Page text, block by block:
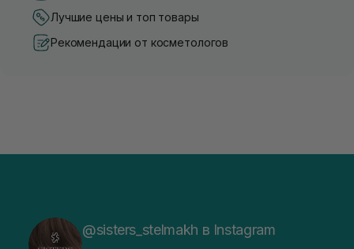
Лучшие цены и топ товары
Рекомендации от косметологов
@sisters_stelmakh в Instagram